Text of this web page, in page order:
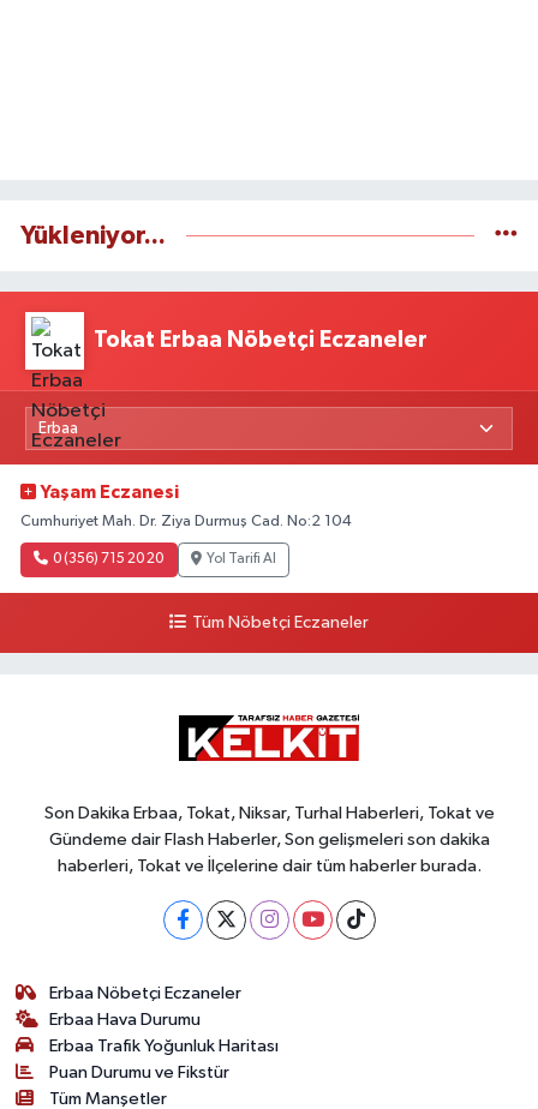
Yükleniyor...
Tokat Erbaa Nöbetçi Eczaneler
Yaşam Eczanesi
Cumhuriyet Mah. Dr. Ziya Durmuş Cad. No:2 104
0 (356) 715 20 20 Yol Tarifi Al
Tüm Nöbetçi Eczaneler
Son Dakika Erbaa, Tokat, Niksar, Turhal Haberleri, Tokat ve
Gündeme dair Flash Haberler, Son gelişmeleri son dakika
haberleri, Tokat ve İlçelerine dair tüm haberler burada.
Erbaa Nöbetçi Eczaneler
Erbaa Hava Durumu
Erbaa Trafik Yoğunluk Haritası
Puan Durumu ve Fikstür
Tüm Manşetler